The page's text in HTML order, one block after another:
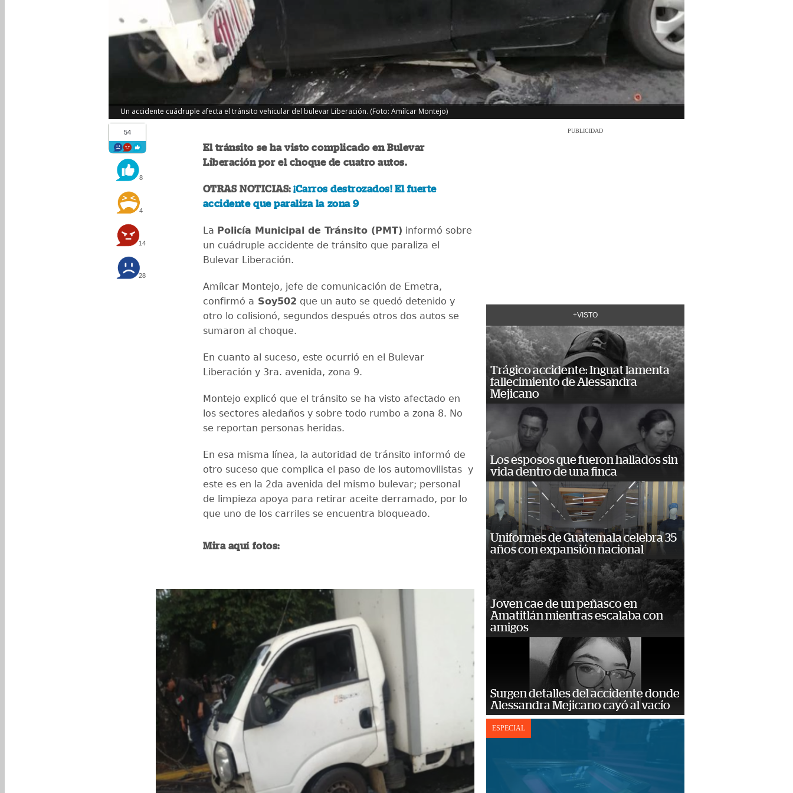
Un accidente cuádruple afecta el tránsito vehicular del bulevar Liberación. (Foto: Amílcar Montejo)
54
8
4
14
28
El tránsito se ha visto complicado en Bulevar
Liberación por el choque de cuatro autos.
OTRAS NOTICIAS:¡Carros destrozados! El fuerte
accidente que paraliza la zona 9
La Policía Municipal de Tránsito (PMT) informó sobre
un cuádruple accidente de tránsito que paraliza el
Bulevar Liberación.
Amílcar Montejo, jefe de comunicación de Emetra,
confirmó a Soy502 que un auto se quedó detenido y
otro lo colisionó, segundos después otros dos autos se
sumaron al choque.
En cuanto al suceso, este ocurrió en el Bulevar
Liberación y 3ra. avenida, zona 9.
Montejo explicó que el tránsito se ha visto afectado en
los sectores aledaños y sobre todo rumbo a zona 8. No
se reportan personas heridas.
En esa misma línea, la autoridad de tránsito informó de
otro suceso que complica el paso de los automovilistas y
este es en la 2da avenida del mismo bulevar; personal
de limpieza apoya para retirar aceite derramado, por lo
que uno de los carriles se encuentra bloqueado.
Mira aquí fotos:
PUBLICIDAD
+VISTO
Trágico accidente: Inguat lamenta
fallecimiento de Alessandra
Mejicano
Los esposos que fueron hallados sin
vida dentro de una finca
Uniformes de Guatemala celebra 35
años con expansión nacional
Joven cae de un peñasco en
Amatitlán mientras escalaba con
amigos
Surgen detalles del accidente donde
Alessandra Mejicano cayó al vacío
ESPECIAL